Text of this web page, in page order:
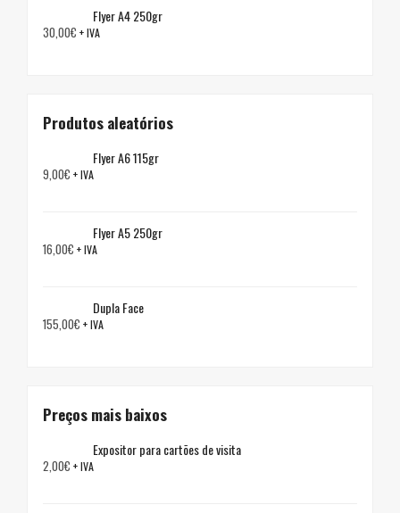
Flyer A4 250gr
30,00€ + IVA
Produtos aleatórios
Flyer A6 115gr
9,00€ + IVA
Flyer A5 250gr
16,00€ + IVA
Dupla Face
155,00€ + IVA
Preços mais baixos
Expositor para cartões de visita
2,00€ + IVA